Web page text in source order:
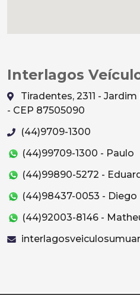
Interlagos
Tiradentes, 2311 -
- CEP 87505090
(44)9709-1300
(44)99709-1300 - Paulo
(44)99890-5272 -
(44)98437-0053 - Diego
(44)92003-8146 -